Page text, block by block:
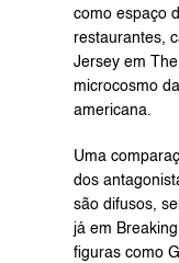
como espaço
restaurantes,
Jersey em
microcosmo
americana.
Uma
dos
são difusos,
já em
figuras como